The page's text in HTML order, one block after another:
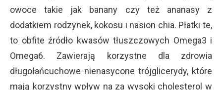
owoce takie jak banany czy też ananasy z
dodatkiem rodzynek, kokosu i nasion chia. Płatki te,
to obfite źródło kwasów tłuszczowych Omega3 i
Omega6. Zawierają korzystne dla zdrowia
długołańcuchowe nienasycone trójglicerydy, które
mają korzystny wpływ na za wysoki cholesterol w